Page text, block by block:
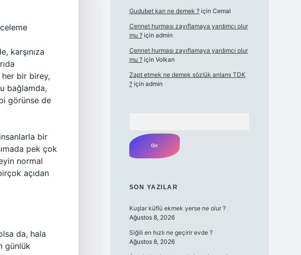
karşınıza
bir birey,
bağlamda,
görünse de
bir
pek çok
normal
açıdan
da, hala
günlük
Gudubet karı ne demek ?için Cemal
Cennet hurması zayıflamaya yardımcı olur
mu ?için admin
Cennet hurması zayıflamaya yardımcı olur
mu ?için Volkan
Zapt etmek ne demek sözlük anlamı TDK
?için admin
SON YAZILAR
Kuşlar küflü ekmek yerse ne olur ?
Ağustos 8, 2026
Siğili en hızlı ne geçirir evde ?
Ağustos 8, 2026